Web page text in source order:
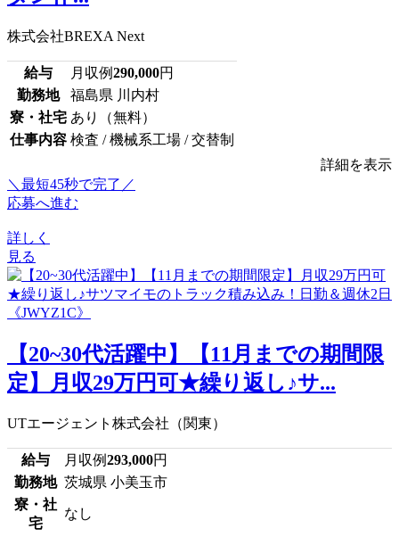
株式会社BREXA Next
給与 月収例290,000円
勤務地
福島県 川内村
寮・社宅 あり（無料）
仕事内容 検査 / 機械系工場 / 交替制
詳細を表示
＼最短45秒で完了／
応募へ進む
詳しく
見る
【20~30代活躍中】【11月までの期間限
定】月収29万円可★繰り返し♪サ...
UTエージェント株式会社（関東）
給与 月収例293,000円
勤務地 茨城県 小美玉市
寮・社
宅
なし